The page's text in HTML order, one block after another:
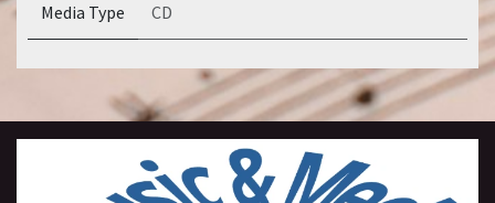
Media Type CD